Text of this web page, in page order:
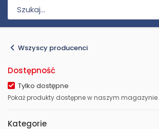
Wszyscy producenci
Dostępność
Tylko dostępne
Pokaż produkty dostępne w naszym magazynie.
Kategorie